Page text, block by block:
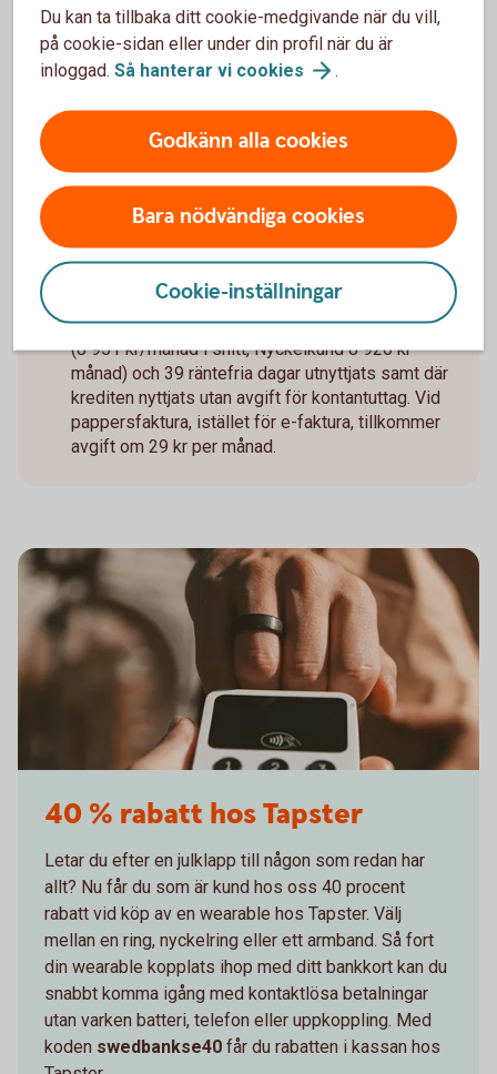
Räkneexempel Betal- och
kreditkort Mastercard
Ränta för närvarande 13,05 % (2025-10-01),
rörlig. Årsavgift 1 700 kr.
Utnyttjad kredit på 100 000 kr: effektiva räntan är
för närvarande 14,62 % (Nyckelkund: 13,97 %)
och det sammanlagda belopp som ska betalas är
I ovan exempel återbetalas krediten med
månatliga avbetalningsbelopp under 12 månader
(8 951 kr/månad i snitt, Nyckelkund 8 926 kr
månad) och 39 räntefria dagar utnyttjats samt där
krediten nyttjats utan avgift för kontantuttag. Vid
pappersfaktura, istället för e-faktura, tillkommer
avgift om 29 kr per månad.
40 % rabatt hos Tapster
Letar du efter en julklapp till någon som redan har
allt? Nu får du som är kund hos oss 40 procent
rabatt vid köp av en wearable hos Tapster. Välj
mellan en ring, nyckelring eller ett armband. Så fort
din wearable kopplats ihop med ditt bankkort kan du
snabbt komma igång med kontaktlösa betalningar
utan varken batteri, telefon eller uppkoppling. Med
koden swedbankse40 får du rabatten i kassan hos
Du kan ta tillbaka ditt cookie-medgivande när du vill,
på cookie-sidan eller under din profil när du är
inloggad. Så hanterar vi cookies .
Godkänn alla cookies
Bara nödvändiga cookies
Cookie-inställningar